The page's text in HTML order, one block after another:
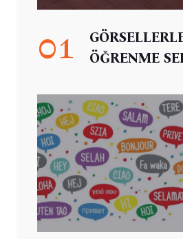
01
ÖĞRENME